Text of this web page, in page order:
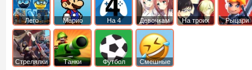
Лего Марио На 4 Девочкам На троих Рыцари
Стрелялки Танки Футбол Смешные